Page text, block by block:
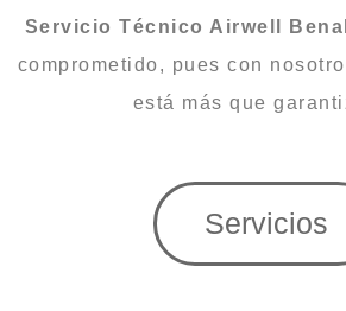
Servicio Técnico Airwell
comprometido, pues con
está más que
Servicios